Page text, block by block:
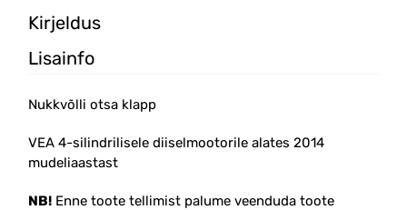
Kirjeldus
Lisainfo
Nukkvõlli otsa klapp
VEA 4-silindrilisele diiselmootorile alates 2014
mudeliaastast
NB! Enne toote tellimist palume veenduda toote